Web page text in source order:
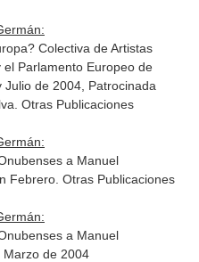
Colectiva de Artistas
Parlamento Europeo de
de 2004, Patrocinada
Otras Publicaciones
a Manuel
Febrero. Otras Publicaciones
a Manuel
Marzo de 2004